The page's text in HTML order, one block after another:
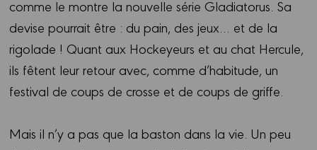
comme le montre la nouvelle série Gladiatorus. Sa
devise pourrait être : du pain, des jeux… et de la
rigolade ! Quant aux Hockeyeurs et au chat Hercule,
ils fêtent leur retour avec, comme d’habitude, un
festival de coups de crosse et de coups de griffe.
Mais il n’y a pas que la baston dans la vie. Un peu